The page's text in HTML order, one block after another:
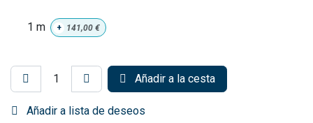
1 m + 141,00 €
Añadir a la cesta
Añadir a lista de deseos